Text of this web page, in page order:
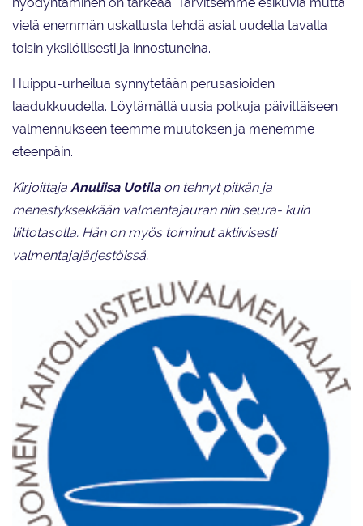
hyödyntäminen on tärkeää. Tarvitsemme esikuvia mutta
vielä enemmän uskallusta tehdä asiat uudella tavalla
toisin yksilöllisesti ja innostuneina.
Huippu-urheilua synnytetään perusasioiden
laadukkuudella. Löytämällä uusia polkuja päivittäiseen
valmennukseen teemme muutoksen ja menemme
eteenpäin.
Kirjoittaja Anuliisa Uotilaon tehnyt pitkän ja
menestyksekkään valmentajauran niin seura- kuin
liittotasolla. Hän on myös toiminut aktiivisesti
valmentajajärjestöissä.